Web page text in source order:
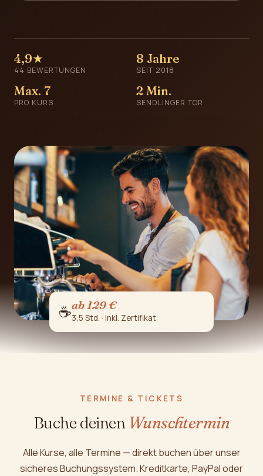
4,9★
44 BEWERTUNGEN
8 Jahre
SEIT 2018
Max. 7
PRO KURS
2 Min.
SENDLINGER TOR
☕ab 129 €
3,5 Std. · Inkl. Zertifikat
TERMINE & TICKETS
Buche deinen Wunschtermin
Alle Kurse, alle Termine — direkt buchen über unser
sicheres Buchungs­system. Kreditkarte, PayPal oder